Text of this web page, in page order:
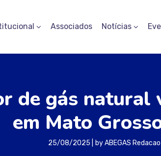
Associados Notícias
de gás
em Mato
25/08/2025 byABEGAS Redacao